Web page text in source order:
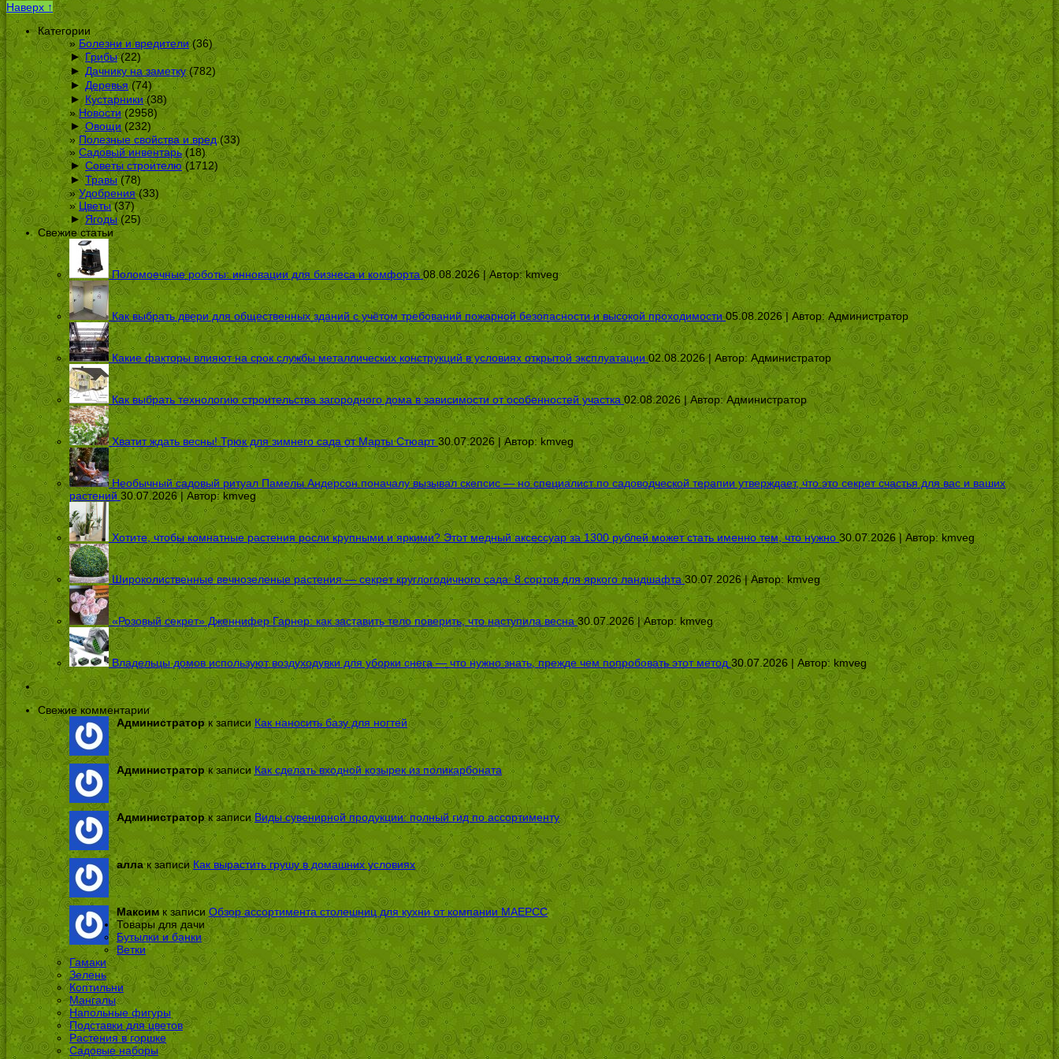
Наверх ↑
Категории
Болезни и вредители(36)
► Грибы(22)
► Дачнику на заметку(782)
► Деревья(74)
► Кустарники(38)
Новости(2958)
► Овощи(232)
Полезные свойства и вред(33)
Садовый инвентарь(18)
► Советы строителю(1712)
► Травы(78)
Удобрения(33)
Цветы(37)
► Ягоды(25)
Свежие статьи
Поломоечные роботы: инновации для бизнеса и комфорта 08.08.2026 | Автор:kmveg
Как выбрать двери для общественных зданий с учётом требований пожарной безопасности и высокой проходимости 05.08.2026 | Автор:Администратор
Какие факторы влияют на срок службы металлических конструкций в условиях открытой эксплуатации 02.08.2026 | Автор:Администратор
Как выбрать технологию строительства загородного дома в зависимости от особенностей участка 02.08.2026 | Автор:Администратор
Хватит ждать весны! Трюк для зимнего сада от Марты Стюарт 30.07.2026 | Автор: kmveg
Необычный садовый ритуал Памелы Андерсон поначалу вызывал скепсис — но специалист по садоводческой терапии утверждает, что это секрет счастья для вас и ваших
растений 30.07.2026 | Автор:kmveg
Хотите, чтобы комнатные растения росли крупными и яркими? Этот медный аксессуар за 1300 рублей может стать именно тем, что нужно 30.07.2026 | Автор:kmveg
Широколиственные вечнозеленые растения — секрет круглогодичного сада: 8 сортов для яркого ландшафта 30.07.2026 | Автор: kmveg
«Розовый секрет» Дженнифер Гарнер: как заставить тело поверить, что наступила весна 30.07.2026 | Автор: kmveg
Владельцы домов используют воздуходувки для уборки снега — что нужно знать, прежде чем попробовать этот метод 30.07.2026 | Автор: kmveg
Свежие комментарии
Администраторк записи Как наносить базу для ногтей
Администраторк записиКак сделать входной козырек из поликарбоната
Администраторк записиВиды сувенирной продукции: полный гид по ассортименту
аллак записиКак вырастить грушу в домашних условиях
Максимк записи Обзор ассортимента столешниц для кухни от компании МАЕРСС
Товары для дачи
Бутылки и банки
Ветки
Гамаки
Зелень
Коптильни
Мангалы
Напольные фигуры
Подставки для цветов
Растения в горшке
Садовые наборы